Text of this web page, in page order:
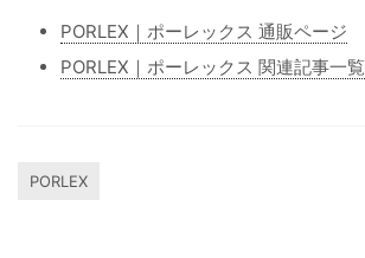
PORLEX｜ポーレックス 通販ページ
PORLEX｜ポーレックス 関連記事一覧
PORLEX